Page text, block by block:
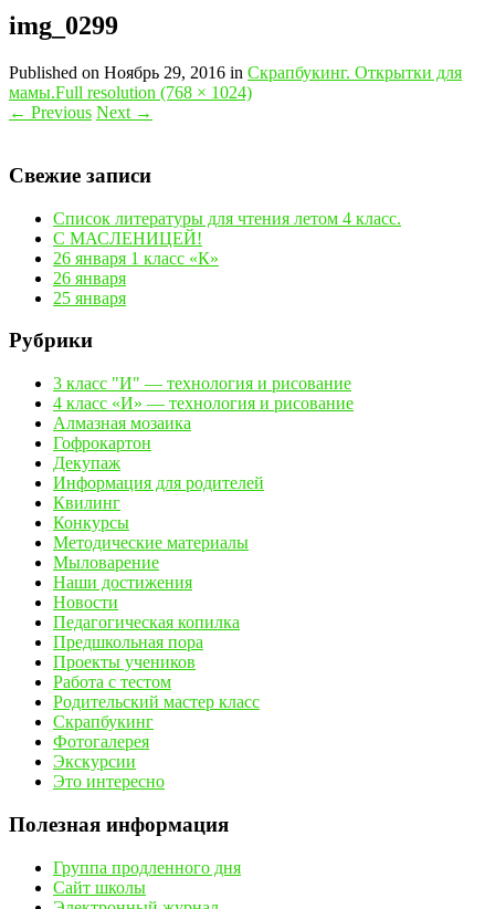
img_0299
Published on Ноябрь 29, 2016 in Скрапбукинг. Открытки для
мамы.Full resolution (768 × 1024)
← Previous Next →
Свежие записи
Список литературы для чтения летом 4 класс.
С МАСЛЕНИЦЕЙ!
26 января 1 класс «К»
26 января
25 января
Рубрики
3 класс "И" — технология и рисование
4 класс «И» — технология и рисование
Алмазная мозаика
Гофрокартон
Декупаж
Информация для родителей
Квилинг
Конкурсы
Методические материалы
Мыловарение
Наши достижения
Новости
Педагогическая копилка
Предшкольная пора
Проекты учеников
Работа с тестом
Родительский мастер класс
Скрапбукинг
Фотогалерея
Экскурсии
Это интересно
Полезная информация
Группа продленного дня
Сайт школы